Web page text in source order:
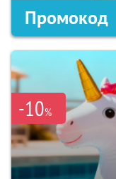
Промокод
-10%